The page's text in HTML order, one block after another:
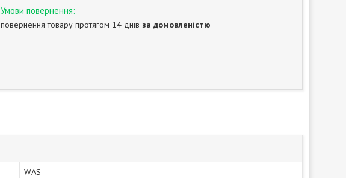
повернення товару протягом 14 днів за домовленістю
WAS